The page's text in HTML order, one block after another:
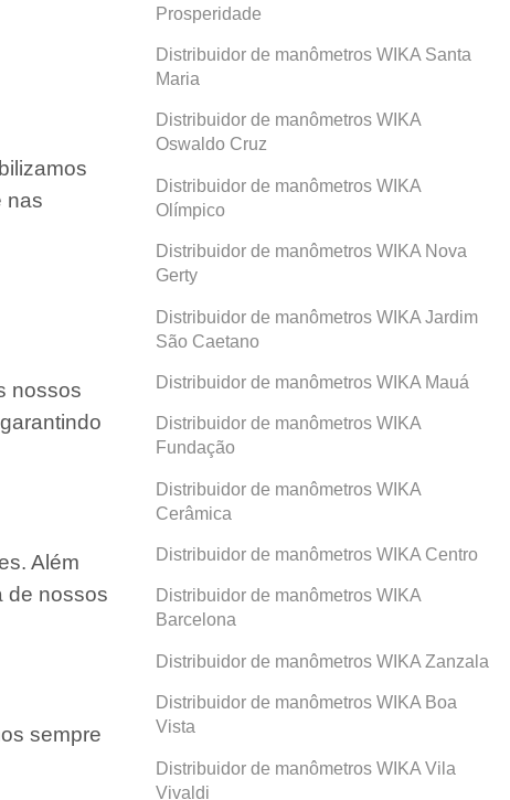
nas
nossos
Além
de nossos
sempre
Prosperidade
Distribuidor de manômetros WIKA Santa
Maria
Distribuidor de manômetros WIKA
Oswaldo Cruz
Distribuidor de manômetros WIKA
Olímpico
Distribuidor de manômetros WIKA Nova
Gerty
Distribuidor de manômetros WIKA Jardim
São Caetano
Distribuidor de manômetros WIKA Mauá
Distribuidor de manômetros WIKA
Fundação
Distribuidor de manômetros WIKA
Cerâmica
Distribuidor de manômetros WIKA Centro
Distribuidor de manômetros WIKA
Barcelona
Distribuidor de manômetros WIKA Zanzala
Distribuidor de manômetros WIKA Boa
Vista
Distribuidor de manômetros WIKA Vila
Vivaldi